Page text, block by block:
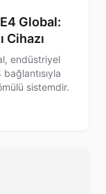
Global:
Cihazı
endüstriyel
sistemdir.